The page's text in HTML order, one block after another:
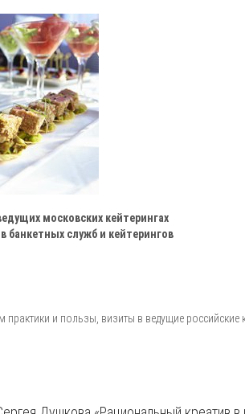
московских кейтерингах
банкетных служб и кейтерингов
и пользы, визиты в ведущие